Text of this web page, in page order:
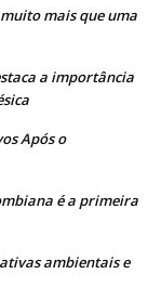
mais que uma
a importância
Após o
é a primeira
ambientais e